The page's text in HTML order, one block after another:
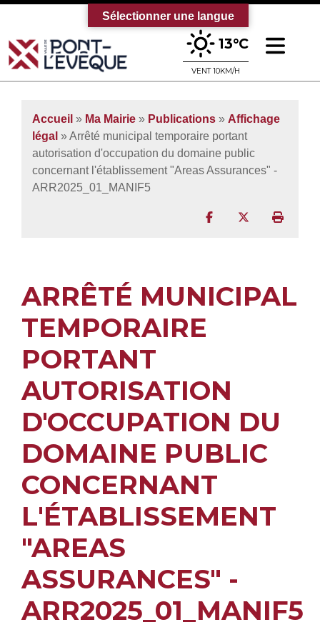
Bienvenue sur le site officiel de la
13°C
VENT 10KM/H
Accueil » Ma Mairie » Publications » Affichage
légal » Arrêté municipal temporaire portant
autorisation d'occupation du domaine public
concernant l'établissement "Areas Assurances" -
ARR2025_01_MANIF5
Partager surPartager sur
ARRÊTÉ MUNICIPAL
TEMPORAIRE
PORTANT
AUTORISATION
D'OCCUPATION DU
DOMAINE PUBLIC
CONCERNANT
L'ÉTABLISSEMENT
"AREAS
ASSURANCES" -
ARR2025_01_MANIF5
Sélectionner une langue